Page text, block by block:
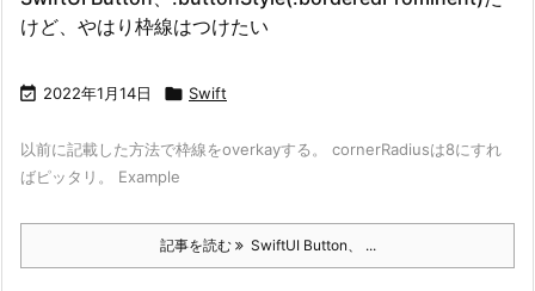
けど、やはり枠線はつけたい
 2022年1月14日  Swift
以前に記載した方法で枠線をoverkayする。 cornerRadiusは8にすれ
ばピッタリ。 Example
記事を読む SwiftUI Button、 ...